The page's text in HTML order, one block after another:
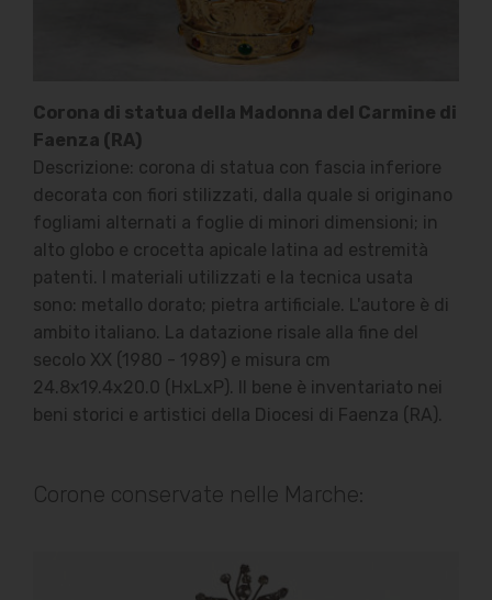
Corona di statua della Madonna del Carmine di
Faenza (RA)
Descrizione: corona di statua con fascia inferiore
decorata con fiori stilizzati, dalla quale si originano
fogliami alternati a foglie di minori dimensioni; in
alto globo e crocetta apicale latina ad estremità
patenti. I materiali utilizzati e la tecnica usata
sono: metallo dorato; pietra artificiale. L'autore è di
ambito italiano. La datazione risale alla fine del
secolo XX (1980 - 1989) e misura cm
24.8x19.4x20.0 (HxLxP). Il bene è inventariato nei
beni storici e artistici della Diocesi di Faenza (RA).
Corone conservate nelle Marche: